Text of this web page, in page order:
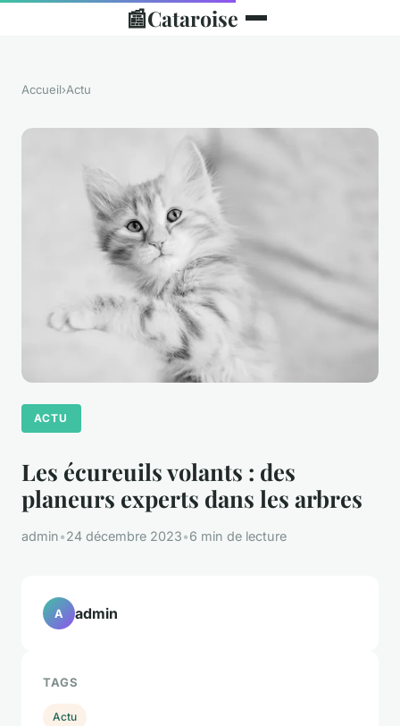
📰Cataroise
Accueil›Actu
ACTU
Les écureuils volants : des
planeurs experts dans les arbres
admin•24 décembre 2023•6 min de lecture
A admin
TAGS
Actu